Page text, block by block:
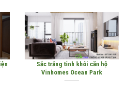
Sắc trắng tinh khôi căn hộ
Vinhomes Ocean Park